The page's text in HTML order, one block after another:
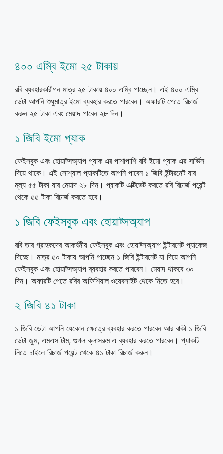
৪০০ এম্বি ইমো ২৫ টাকায়
রবি ব্যবহারকারীগন মাত্র ২৫ টাকায় ৪০০ এম্বি পাচ্ছেন। এই ৪০০ এম্বি
ডেটা আপনি শুধুমাত্র ইমো ব্যবহার করতে পারবেন। অফারটি পেতে রিচার্জ
করুন ২৫ টাকা এবং মেয়াদ পাবেন ২৮ দিন।
১ জিবি ইমো প্যাক
ফেইসবুক এবং হোয়াট্সঅ্যাপ প্যাক এর পাশাপাশি রবি ইমো প্যাক এর সার্ভিস
দিয়ে থাকে। এই সোশ্যাল প্যাকটিতে আপনি পাবেন ১ জিবি ইন্টারনেট যার
মূল্য ৫৫ টাকা যার মেয়াদ ২৮ দিন। প্যাকটি এক্টিভেট করতে রবি রিচার্জ পয়েন্ট
থেকে ৫৫ টাকা রিচার্জ করতে হবে।
১ জিবি ফেইসবুক এবং হোয়াট্সঅ্যাপ
রবি তার গ্রাহকদের আকর্ষনীয় ফেইসবুক এবং হোয়াট্সঅ্যাপ ইন্টারনেট প্যাকেজ
দিচ্ছে। মাত্র ৫০ টাকায় আপনি পাচ্ছেন ১ জিবি ইন্টারনেট যা দিয়ে আপনি
ফেইসবুক এবং হোয়াট্সঅ্যাপ ব্যবহার করতে পারবেন। মেয়াদ থাকবে ৩০
দিন। অফারটি পেতে রবির অফিশিয়াল ওয়েবসাইট থেকে নিতে হবে।
২ জিবি ৪১ টাকা
১ জিবি ডেটা আপনি যেকোন ক্ষেত্রে ব্যবহার করতে পারবেন আর বাকী ১ জিবি
ডেটা জুম, এমএস টীম, গুগল ক্লাসরুম এ ব্যবহার করতে পারবেন। প্যাকটি
নিতে চাইলে রিচার্জ পয়েন্ট থেকে ৪১ টাকা রিচার্জ করুন।